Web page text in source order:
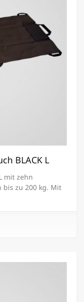
BLACK L
mit zehn
zu 200 kg. Mit